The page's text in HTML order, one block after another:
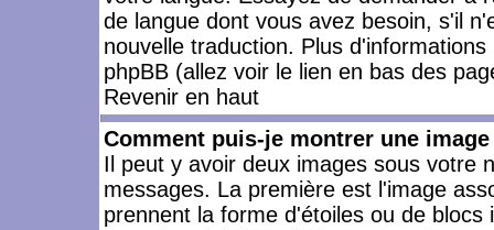
de langue dont vous avez besoin, s'il
nouvelle traduction. Plus
phpBB (allez voir le lien en bas des
Revenir en haut
Comment puis-je montrer une
Il peut y avoir deux images sous votre
messages. La première est l'image
prennent la forme d'étoiles ou de